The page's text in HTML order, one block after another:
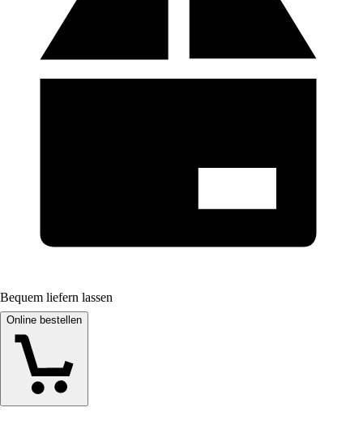
Bequem liefern lassen
Online bestellen